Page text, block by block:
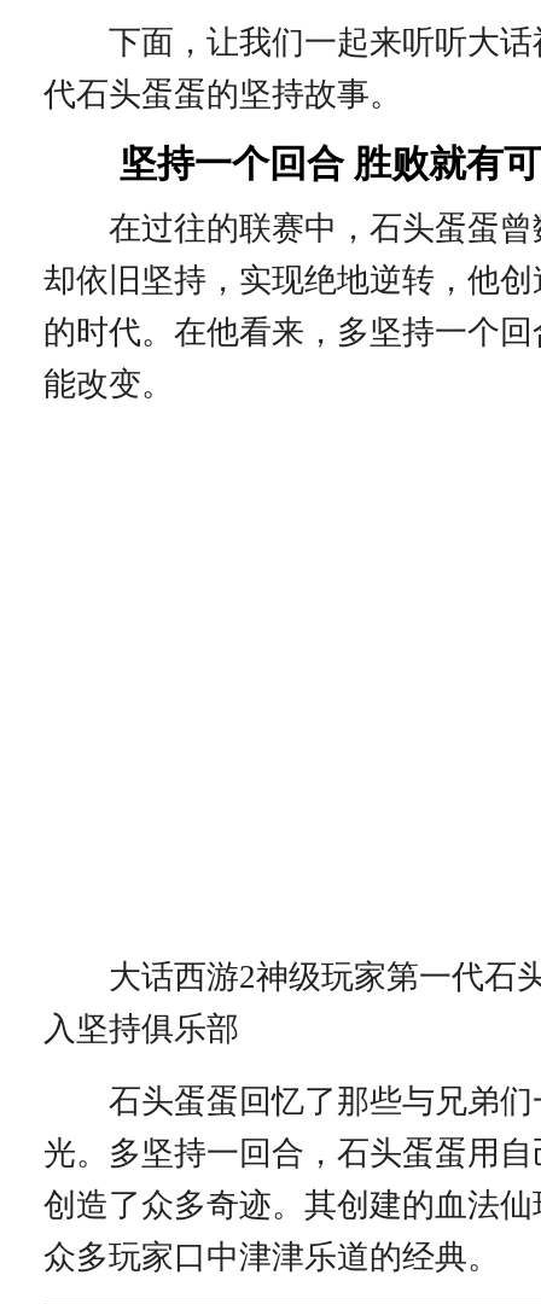
下面，让我们一起来听听大话
代石头蛋蛋的坚持故事。
坚持一个回合 胜败就有
在过往的联赛中，石头蛋蛋曾
却依旧坚持，实现绝地逆转，他
的时代。在他看来，多坚持一个
能改变。
大话西游2神级玩家第一代石
入坚持俱乐部
石头蛋蛋回忆了那些与兄弟们
光。多坚持一回合，石头蛋蛋用
创造了众多奇迹。其创建的血法
众多玩家口中津津乐道的经典。